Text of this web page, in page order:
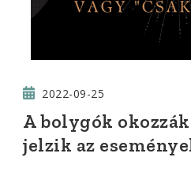
2022-09-25
A bolygók
jelzik az